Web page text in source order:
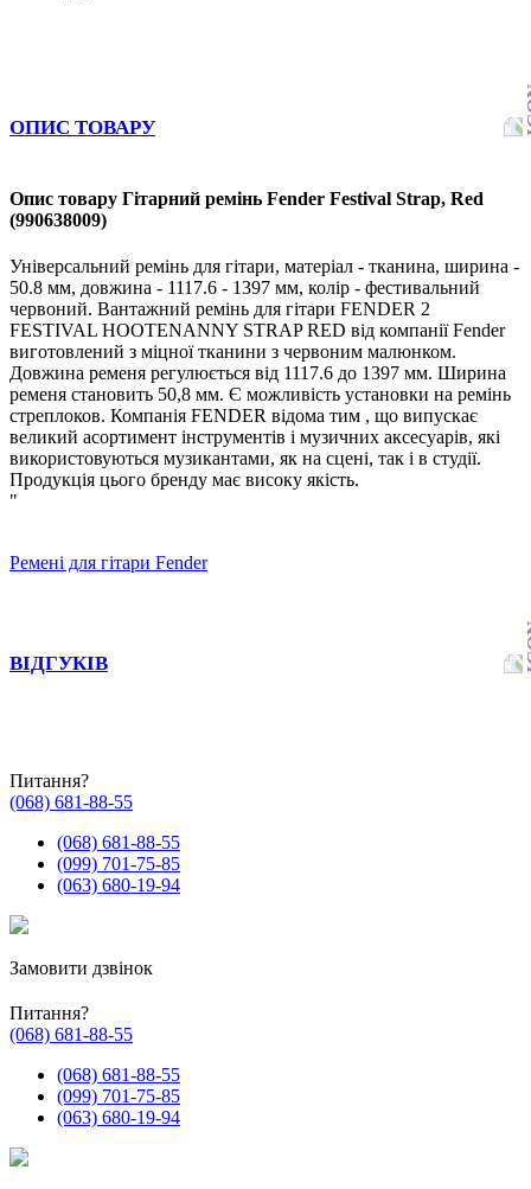
ОПИС ТОВАРУ
Опис товару Гітарний ремінь Fender Festival Strap, Red
(990638009)
Універсальний ремінь для гітари, матеріал - тканина, ширина -
50.8 мм, довжина - 1117.6 - 1397 мм, колір - фестивальний
червоний. Вантажний ремінь для гітари FENDER 2
FESTIVAL HOOTENANNY STRAP RED від компанії Fender
виготовлений з міцної тканини з червоним малюнком.
Довжина ременя регулюється від 1117.6 до 1397 мм. Ширина
ременя становить 50,8 мм. Є можливість установки на ремінь
стреплоков. Компанія FENDER відома тим , що випускає
великий асортимент інструментів і музичних аксесуарів, які
використовуються музикантами, як на сцені, так і в студії.
Продукція цього бренду має високу якість.
"
Ремені для гітари Fender
ВІДГУКІВ
Питання?
(068) 681-88-55
(068) 681-88-55
(099) 701-75-85
(063) 680-19-94
Замовити дзвінок
Питання?
(068) 681-88-55
(068) 681-88-55
(099) 701-75-85
(063) 680-19-94